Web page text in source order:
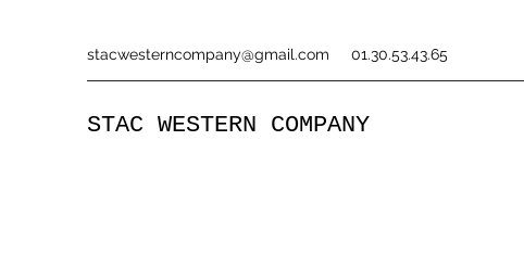
stacwesterncompany@gmail.com 01.30.53.43.65
STAC WESTERN COMPANY